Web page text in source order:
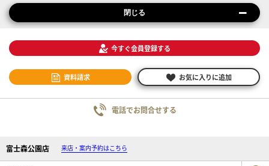
閉じる
今すぐ会員登録する
資料請求 お気に入りに追加
電話でお問合せする
富士森公園店 来店・案内予約はこちら